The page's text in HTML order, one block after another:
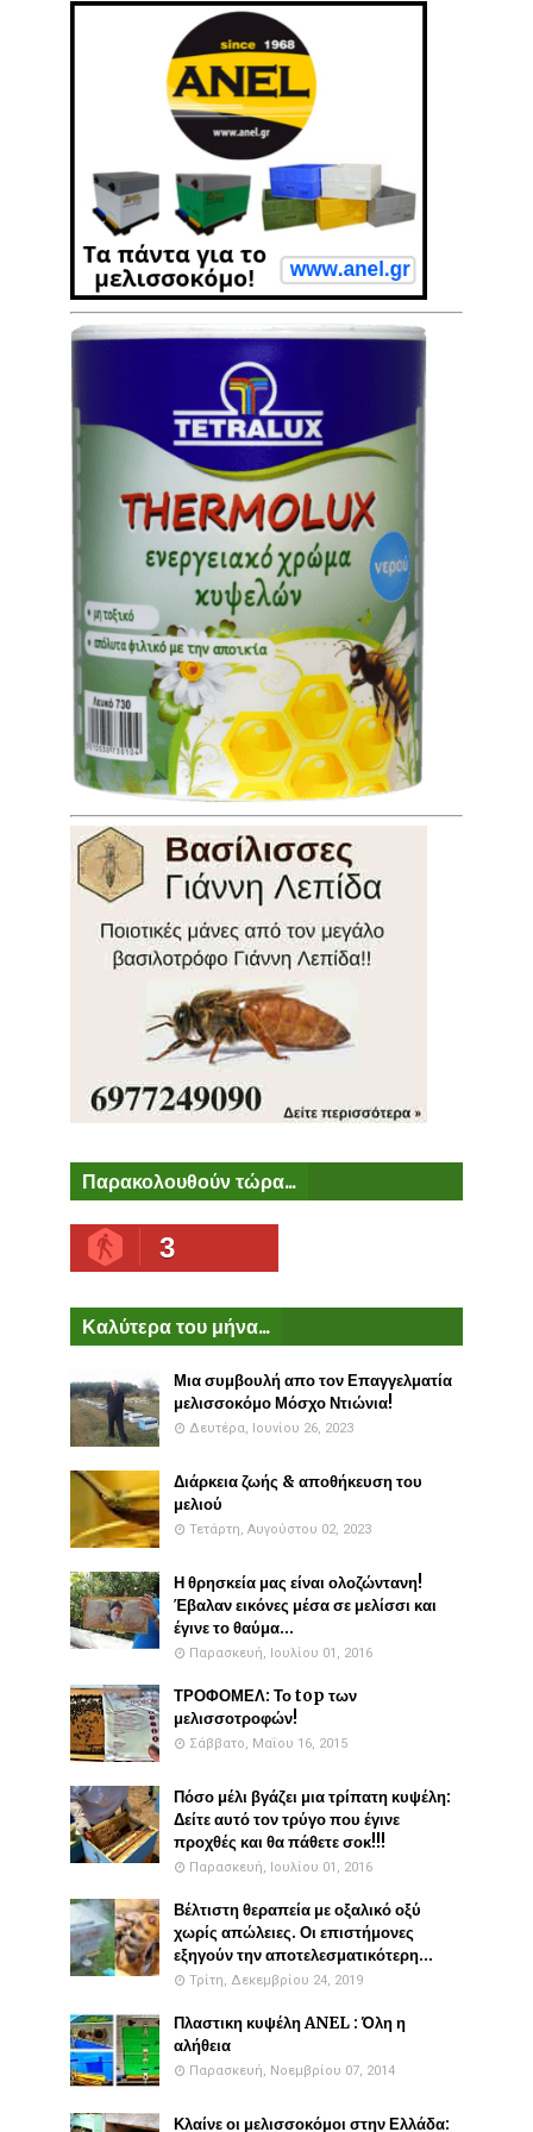
Παρακολουθούν τώρα...
3
Καλύτερα του μήνα...
Μια συμβουλή απο τον Επαγγελματία
μελισσοκόμο Μόσχο Ντιώνια!
Δευτέρα, Ιουνίου 26, 2023
Διάρκεια ζωής & αποθήκευση του
μελιού
Τετάρτη, Αυγούστου 02, 2023
Η θρησκεία μας είναι ολοζώντανη!
Έβαλαν εικόνες μέσα σε μελίσσι και
έγινε το θαύμα...
Παρασκευή, Ιουλίου 01, 2016
ΤΡΟΦΟΜΕΛ: Το top των
μελισσοτροφών!
Σάββατο, Μαΐου 16, 2015
Πόσο μέλι βγάζει μια τρίπατη κυψέλη:
Δείτε αυτό τον τρύγο που έγινε
προχθές και θα πάθετε σοκ!!!
Παρασκευή, Ιουλίου 01, 2016
Βέλτιστη θεραπεία με οξαλικό οξύ
χωρίς απώλειες. Οι επιστήμονες
εξηγούν την αποτελεσματικότερη...
Τρίτη, Δεκεμβρίου 24, 2019
Πλαστικη κυψέλη ANEL : Όλη η
αλήθεια
Παρασκευή, Νοεμβρίου 07, 2014
Κλαίνε οι μελισσοκόμοι στην Ελλάδα: